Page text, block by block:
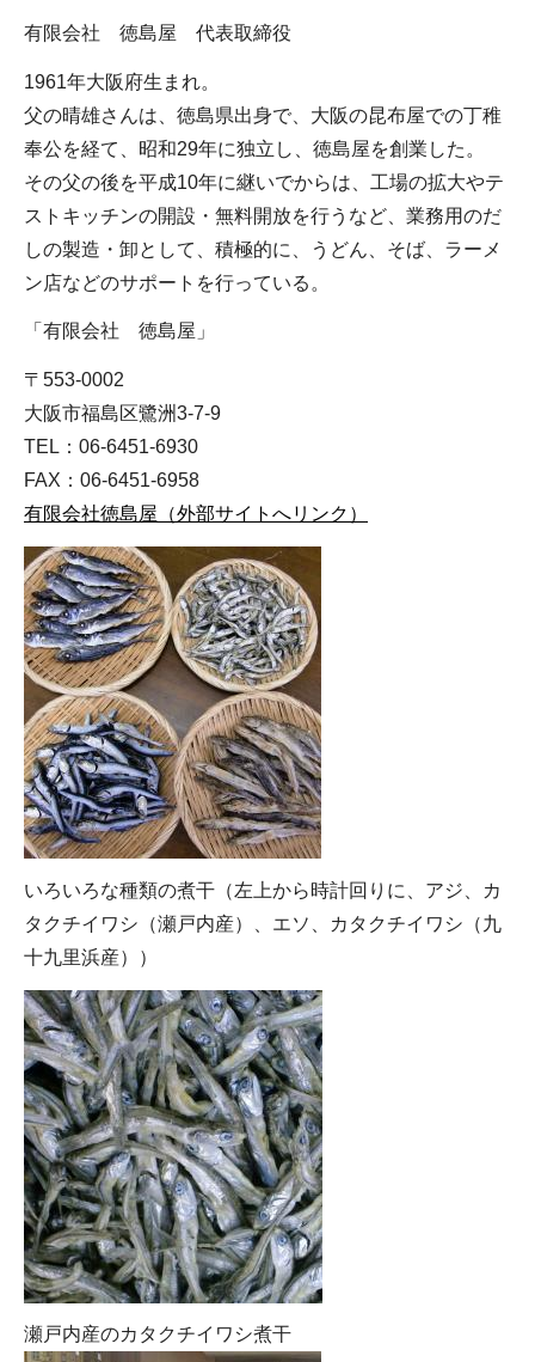
有限会社 徳島屋 代表取締役
1961年大阪府生まれ。
父の晴雄さんは、徳島県出身で、大阪の昆布屋での丁稚
奉公を経て、昭和29年に独立し、徳島屋を創業した。
その父の後を平成10年に継いでからは、工場の拡大やテ
ストキッチンの開設・無料開放を行うなど、業務用のだ
しの製造・卸として、積極的に、うどん、そば、ラーメ
ン店などのサポートを行っている。
「有限会社 徳島屋」
〒553-0002
大阪市福島区鷺洲3-7-9
TEL：06-6451-6930
FAX：06-6451-6958
有限会社徳島屋（外部サイトへリンク）
いろいろな種類の煮干（左上から時計回りに、アジ、カ
タクチイワシ（瀬戸内産）、エソ、カタクチイワシ（九
十九里浜産））
瀬戸内産のカタクチイワシ煮干